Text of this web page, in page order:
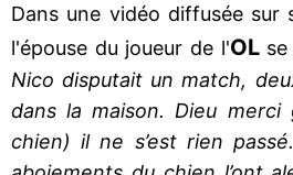
Dans une vidéo diffusée sur
l'épouse du joueur de l'OLse
Nico disputait un match,
dans la maison. Dieu merci
chien) il ne s’est rien